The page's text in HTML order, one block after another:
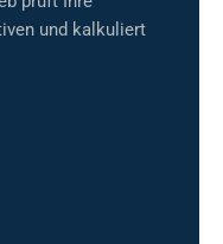
und kalkuliert